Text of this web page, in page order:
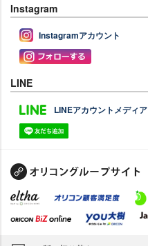
Instagram
Instagramアカウント
LINE
LINEアカウントメディア